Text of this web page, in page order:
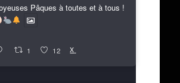
Pâques à toutes et à tous !
1 12 X